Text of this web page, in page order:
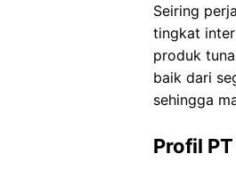
Seiring
tingkat
produk
baik dari
sehingga
Profil